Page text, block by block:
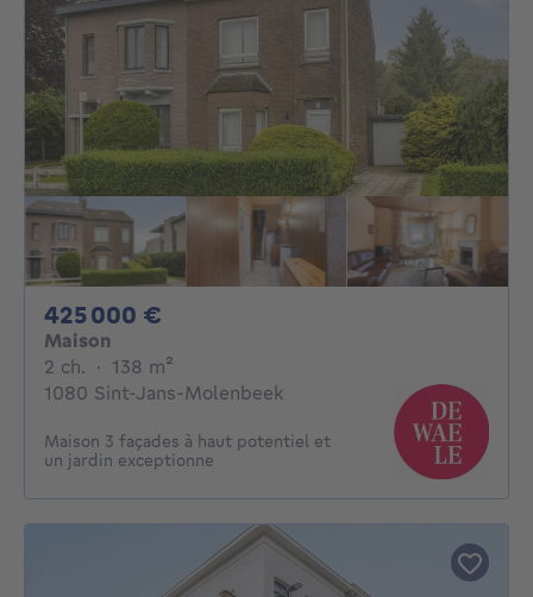
425 000 €
Maison
2 ch. 2 chambres
· 138 m²
1080 Sint-Jans-Molenbeek
Maison 3 façades à haut potentiel et
un jardin exceptionne